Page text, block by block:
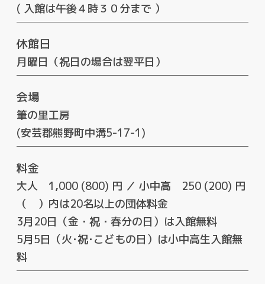
( 入館は午後４時３０分まで ）
休館日
月曜日（祝日の場合は翌平日）
会場
筆の里工房
(安芸郡熊野町中溝5-17-1)
料金
大人 1,000 (800) 円 ／ 小中高 250 (200) 円
（ ）内は20名以上の団体料金
3月20日（金・祝・春分の日）は入館無料
5月5日（火･祝･こどもの日）は小中高生入館無
料